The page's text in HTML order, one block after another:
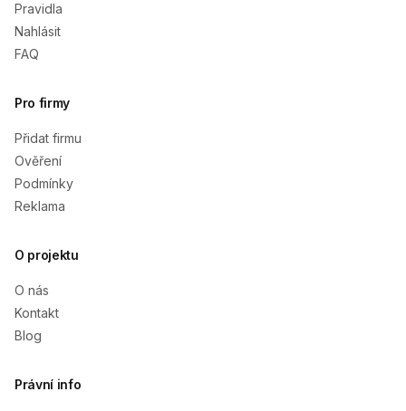
Pravidla
Nahlásit
FAQ
Pro firmy
Přidat firmu
Ověření
Podmínky
Reklama
O projektu
O nás
Kontakt
Blog
Právní info